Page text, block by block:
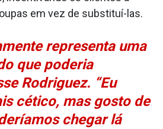
em vez de substituí-las.
representa uma
que poderia
Rodriguez. “Eu
cético, mas gosto de
chegar lá